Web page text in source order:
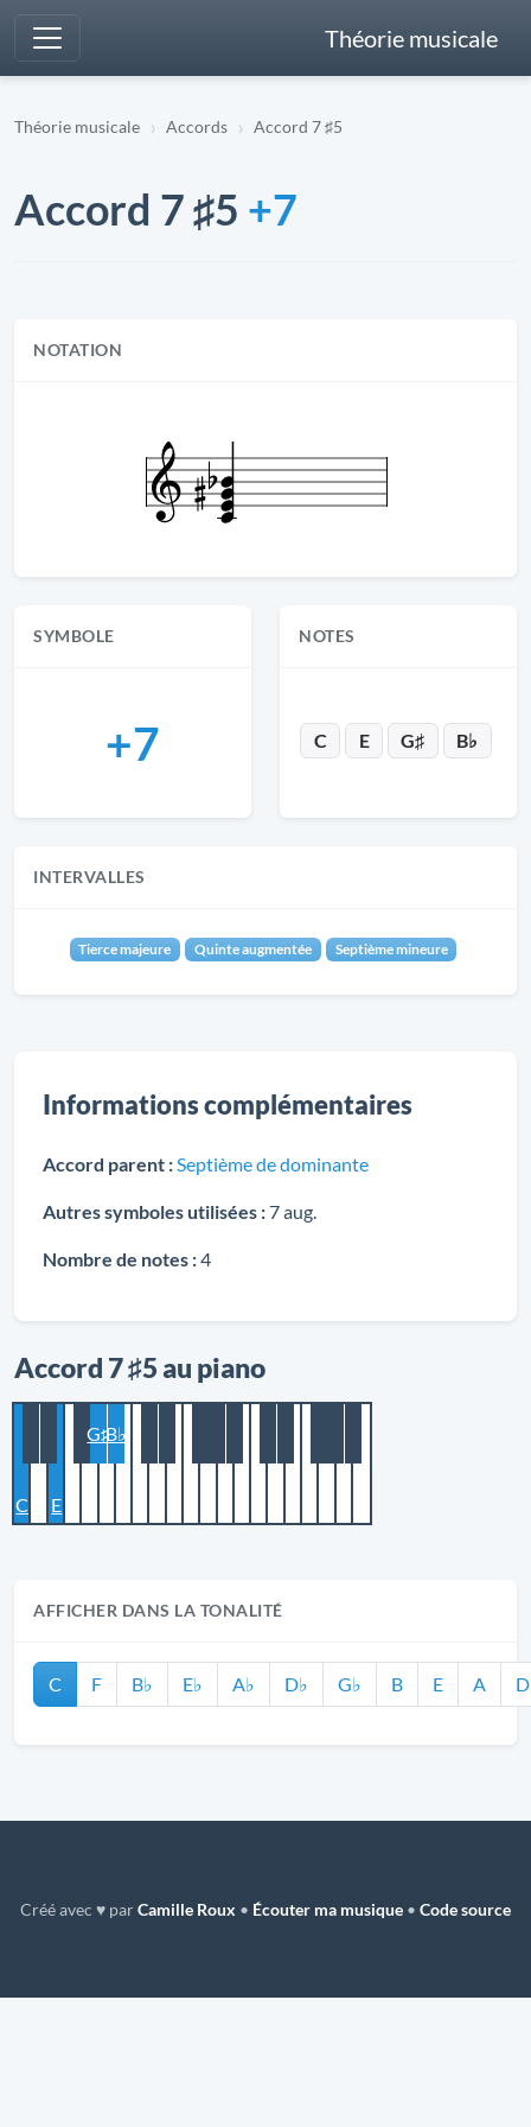
Théorie musicale
Théorie musicale Accords Accord 7 ♯5
Accord 7 ♯5 +7
NOTATION
SYMBOLE
+7
NOTES
C E G♯ B♭
INTERVALLES
Tierce majeure Quinte augmentée Septième mineure
Informations complémentaires
Accord parent :Septième de dominante
Autres symboles utilisées : 7 aug.
Nombre de notes :4
Accord 7 ♯5 au piano
C E
G♯B♭
AFFICHER DANS LA TONALITÉ
C F B♭ E♭ A♭ D♭ G♭ B E A D
Créé avec ♥ parCamille Roux • Écouter ma musique • Code source